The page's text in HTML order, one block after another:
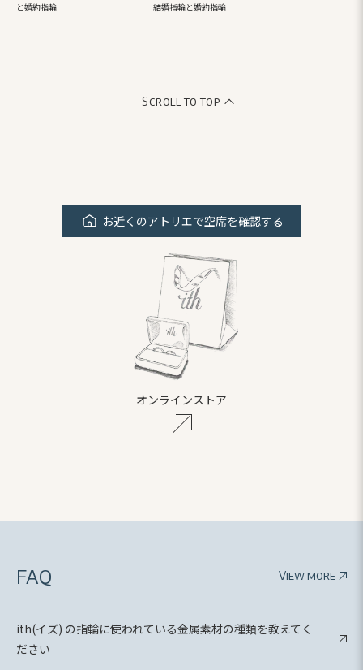
と婚約指輪
結婚指輪と婚約指輪
Scroll to top
お近くのアトリエで空席を確認する
オンラインストア
FAQ View more
ith(イズ) の指輪に使われている金属素材の種類を教えてく
ださい